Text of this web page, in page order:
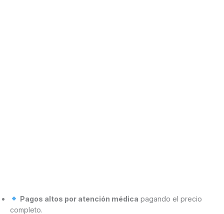
Pagos altos por atención médica pagando el precio
completo.